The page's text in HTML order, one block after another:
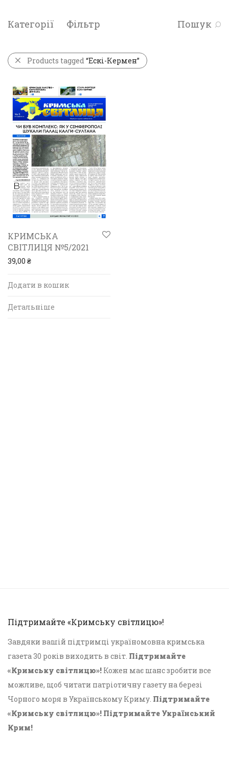
Категорії Фільтр Пошук
Products tagged“Ескі-Кермен”
КРИМСЬКА
СВІТЛИЦЯ №5/2021
39,00 ₴
Додати в кошик
Детальніше
Підтримайте «Кримську світлицю»!
Завдяки вашій підтримці україномовна кримська
газета 30 років виходить в світ. Підтримайте
«Кримську світлицю»! Кожен має шанс зробити все
можливе, щоб читати патріотичну газету на березі
Чорного моря в Українському Криму. Підтримайте
«Кримську світлицю»! Підтримайте Український
Крим!